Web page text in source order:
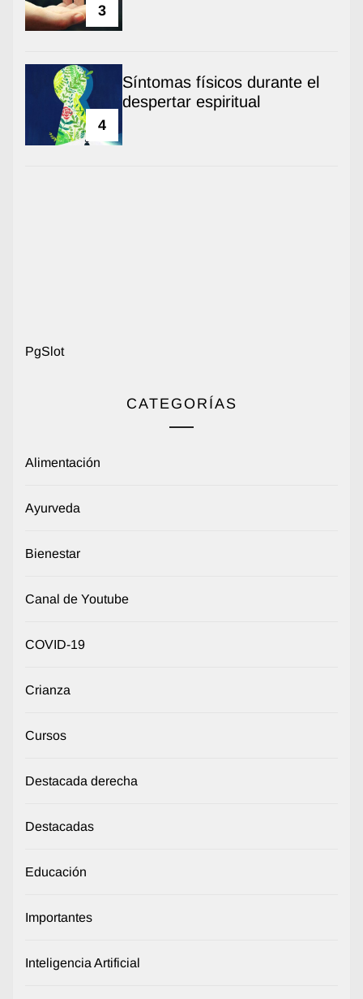
3
4
Síntomas físicos durante el
despertar espiritual
PgSlot
CATEGORÍAS
Alimentación
Ayurveda
Bienestar
Canal de Youtube
COVID-19
Crianza
Cursos
Destacada derecha
Destacadas
Educación
Importantes
Inteligencia Artificial